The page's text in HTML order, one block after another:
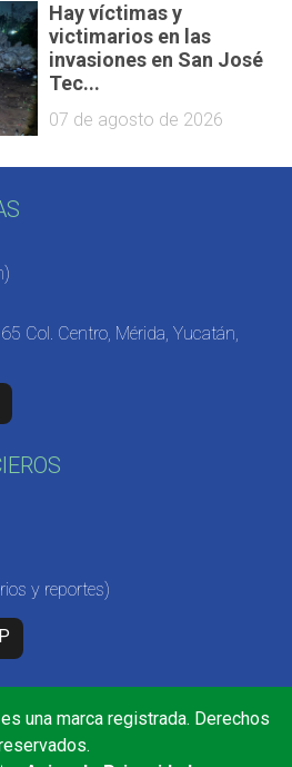
Hay víctimas y
victimarios en las
invasiones en San José
Tec...
07 de agosto de 2026
Col. Centro, Mérida, Yucatán,
y reportes)
es una marca registrada. Derechos